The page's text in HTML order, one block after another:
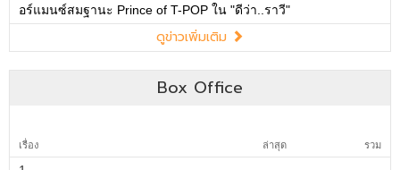
อร์แมนซ์สมฐานะ Prince of T-POP ใน "ดีว่า..ราวี"
ดูข่าวเพิ่มเติม
Box Office
เรื่อง ล่าสุด รวม